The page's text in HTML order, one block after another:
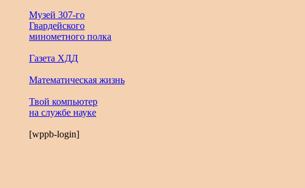
Музей 307-го
Гвардейского
минометного полка
Газета ХДД
Математическая жизнь
Твой компьютер
на службе науке
[wppb-login]